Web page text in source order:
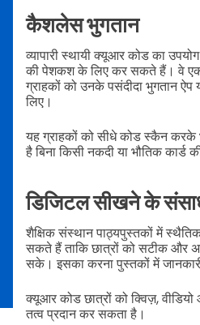
कैशलेस भुगतान
व्यापारी स्थायी क्यूआर कोड का
की पेशकश के लिए कर सकते हैं। वे
ग्राहकों को उनके पसंदीदा भुगतान
लिए।
यह ग्राहकों को सीधे कोड स्कैन करके
है बिना किसी नकदी या भौतिक
डिजिटल सीखने के
शैक्षिक संस्थान पाठ्यपुस्तकों में
सकते हैं ताकि छात्रों को सटीक और
सके। इसका करना पुस्तकों में
क्यूआर कोड छात्रों को क्विज़,
तत्व प्रदान कर सकता है।